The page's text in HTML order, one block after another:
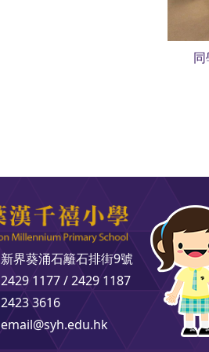
新界葵涌石籬石排街9號
2429 1177 / 2429 1187
2423 3616
email@syh.edu.hk